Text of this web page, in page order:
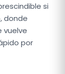
si
donde
vuelve
por